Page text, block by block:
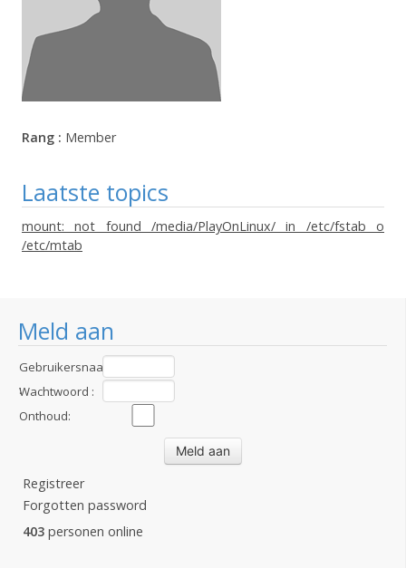
Meld aan
Gebruikersnaam
:Wachtwoord :
Onthoud:
Registreer
Forgotten password
403 personen online
Rang : Member
Laatste topics
mount: not found /media/PlayOnLinux/ in /etc/fstab o
/etc/mtab